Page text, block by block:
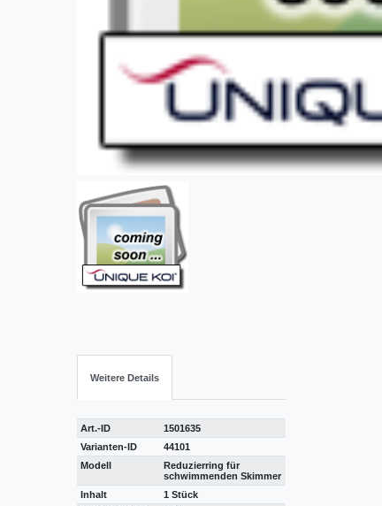
Weitere Details
Art.-ID
1501635
Varianten-ID
44101
Modell
Reduzierring für
schwimmenden Skimmer
Inhalt
1 Stück